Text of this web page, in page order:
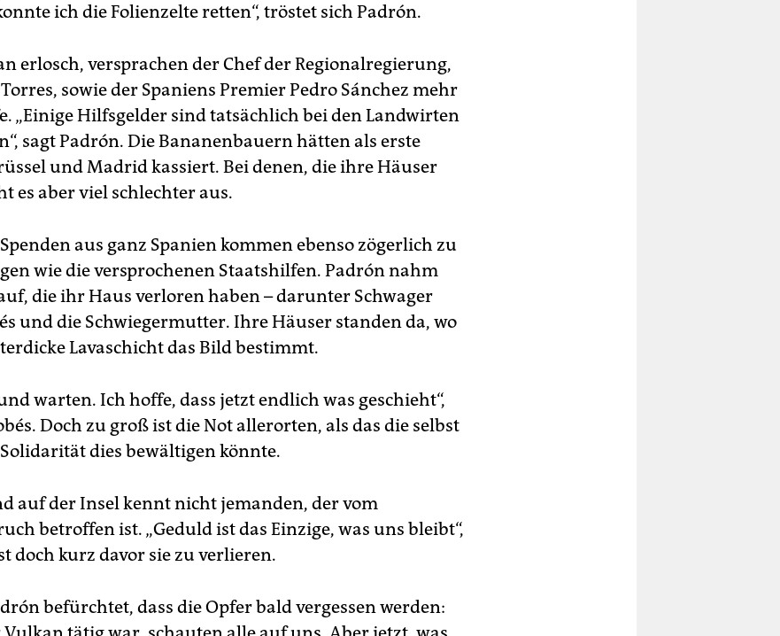
ich die Folienzelte retten“, tröstet sich Padrón.
erlosch, versprachen der Chef der Regionalregierung,
sowie der Spaniens Premier Pedro Sánchez mehr
„Einige Hilfsgelder sind tatsächlich bei den Landwirten
sagt Padrón. Die Bananenbauern hätten als erste
und Madrid kassiert. Bei denen, die ihre Häuser
es aber viel schlechter aus.
aus ganz Spanien kommen ebenso zögerlich zu
wie die versprochenen Staatshilfen. Padrón nahm
die ihr Haus verloren haben – darunter Schwager
und die Schwiegermutter. Ihre Häuser standen da, wo
Lavaschicht das Bild bestimmt.
warten. Ich hoffe, dass jetzt endlich was geschieht“,
Doch zu groß ist die Not allerorten, als das die selbst
dies bewältigen könnte.
auf der Insel kennt nicht jemanden, der vom
betroffen ist. „Geduld ist das Einzige, was uns bleibt“,
doch kurz davor sie zu verlieren.
befürchtet, dass die Opfer bald vergessen werden: